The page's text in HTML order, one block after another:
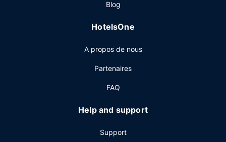
Pendant votre séjour dans cet hôtel, vous apprécierez son
préférez rester tranquille dans votre chambre,
l’hébergement offre également un service d'étage 24 h/24.
verre, pas de panique, l'hébergement abrite un bar / salon
servi tous les jours de 07 h 30 à 10 h 00 moyennant un
Blog
HotelsOne
A propos de nous
Partenaires
FAQ
Help and support
Support